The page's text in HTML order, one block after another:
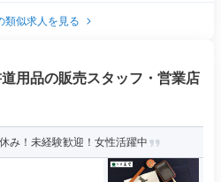
類似求人を見る
用品の販売スタッフ・営業店
！未経験歓迎！女性活躍中